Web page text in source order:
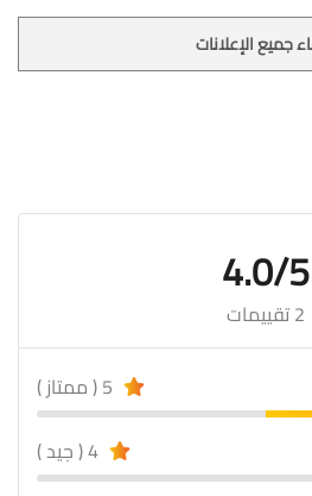
جميع الإعلانات
4.0/5
2 تقييمات